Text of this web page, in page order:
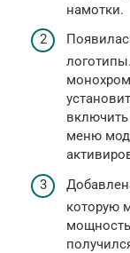
намотки.
меню
которую